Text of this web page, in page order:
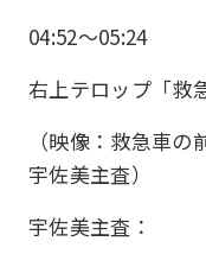
04:52〜05:24
右上テロップ「救
（映像：救急車
宇佐美主査）
宇佐美主査：